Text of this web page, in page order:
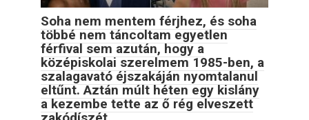
Soha nem mentem férjhez, és soha
többé nem táncoltam egyetlen
férfival sem azután, hogy a
középiskolai szerelmem 1985-ben, a
szalagavató éjszakáján nyomtalanul
eltűnt. Aztán múlt héten egy kislány
a kezembe tette az ő rég elveszett